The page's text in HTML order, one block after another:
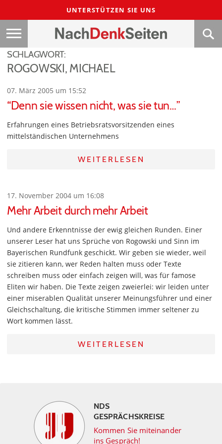
UNTERSTÜTZEN SIE UNS
SCHLAGWORT:
ROGOWSKI, MICHAEL
07. März 2005 um 15:52
“Denn sie wissen nicht, was sie tun…”
Erfahrungen eines Betriebsratsvorsitzenden eines
mittelständischen Unternehmens
WEITERLESEN
17. November 2004 um 16:08
Mehr Arbeit durch mehr Arbeit
Und andere Erkenntnisse der ewig gleichen Runden. Einer
unserer Leser hat uns Sprüche von Rogowski und Sinn im
Bayerischen Rundfunk geschickt. Wir geben sie wieder, weil
sie zitieren kann, wer Reden halten muss oder Texte
schreiben muss oder einfach zeigen will, was für famose
Eliten wir haben. Die Texte zeigen zweierlei: wir leiden unter
einer miserablen Qualität unserer Meinungsführer und einer
Gleichschaltung, die kritische Stimmen immer seltener zu
Wort kommen lässt.
WEITERLESEN
NDS
GESPRÄCHSKREISE
Kommen Sie miteinander
ins Gespräch!